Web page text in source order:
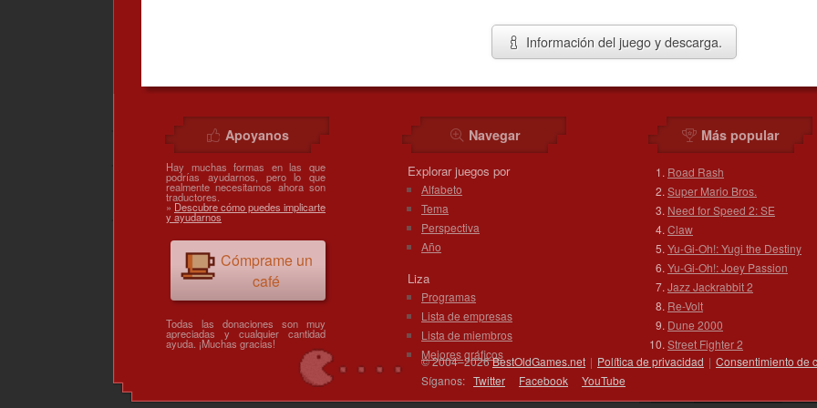
Información del juego y descarga.
Apoyanos
Hay muchas formas en las que
podrías ayudarnos, pero lo que
realmente necesitamos ahora son
traductores.
» Descubre cómo puedes implicarte
y ayudarnos
Cómprame un
café
Todas las donaciones son muy
apreciadas y cualquier cantidad
ayuda. ¡Muchas gracias!
Navegar
Explorar juegos por
Alfabeto
Tema
Perspectiva
Año
Liza
Programas
Lista de empresas
Lista de miembros
Mejores gráficos
Más popular
Road Rash
Super Mario Bros.
Need for Speed 2: SE
Claw
Yu-Gi-Oh!: Yugi the Destiny
Yu-Gi-Oh!: Joey Passion
Jazz Jackrabbit 2
Re-Volt
Dune 2000
Street Fighter 2
© 2004–2026BestOldGames.net | Política de privacidad | Consentimiento de
Síganos: Twitter Facebook YouTube